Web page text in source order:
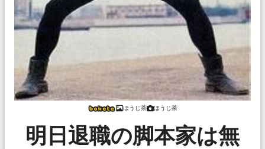
ほうじ茶 ほうじ茶
明日退職の脚本家は無